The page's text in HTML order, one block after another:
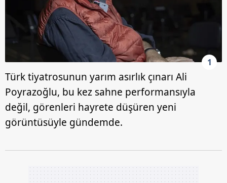
1
Türk tiyatrosunun yarım asırlık çınarı Ali
Poyrazoğlu, bu kez sahne performansıyla
değil, görenleri hayrete düşüren yeni
görüntüsüyle gündemde.